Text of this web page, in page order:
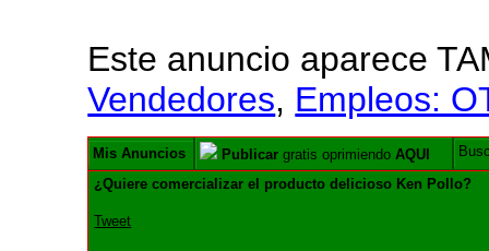
Este anuncio aparece
Vendedores, Empleos:
Mis Anuncios Publicar gratis oprimiendoAQUI
¿Quiere comercializar el producto delicioso Ken Pollo?
Tweet